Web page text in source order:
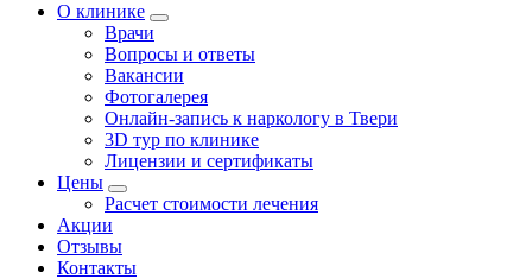
О клинике
Врачи
Вопросы и ответы
Вакансии
Фотогалерея
Онлайн-запись к наркологу в Твери
3D тур по клинике
Лицензии и сертификаты
Цены
Расчет стоимости лечения
Акции
Отзывы
Контакты